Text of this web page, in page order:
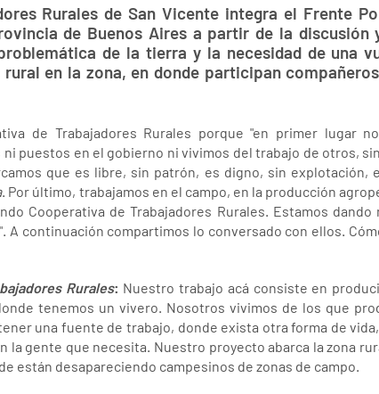
Rurales de San Vicente integra el Frente
de Buenos Aires a partir de la discusión
de la tierra y la necesidad de una
en la zona, en donde participan
de Trabajadores Rurales porque "en primer lugar
puestos en el gobierno ni vivimos del trabajo de otros,
que es libre, sin patrón, es digno, sin explotación,
. Por último, trabajamos en el campo, en la producción
Cooperativa de Trabajadores Rurales. Estamos
continuación compartimos lo conversado con ellos.
Rurales: Nuestro trabajo acá consiste en
tenemos un vivero. Nosotros vivimos de los que
una fuente de trabajo, donde exista otra forma de
la gente que necesita. Nuestro proyecto abarca la zona
están desapareciendo campesinos de zonas de campo.